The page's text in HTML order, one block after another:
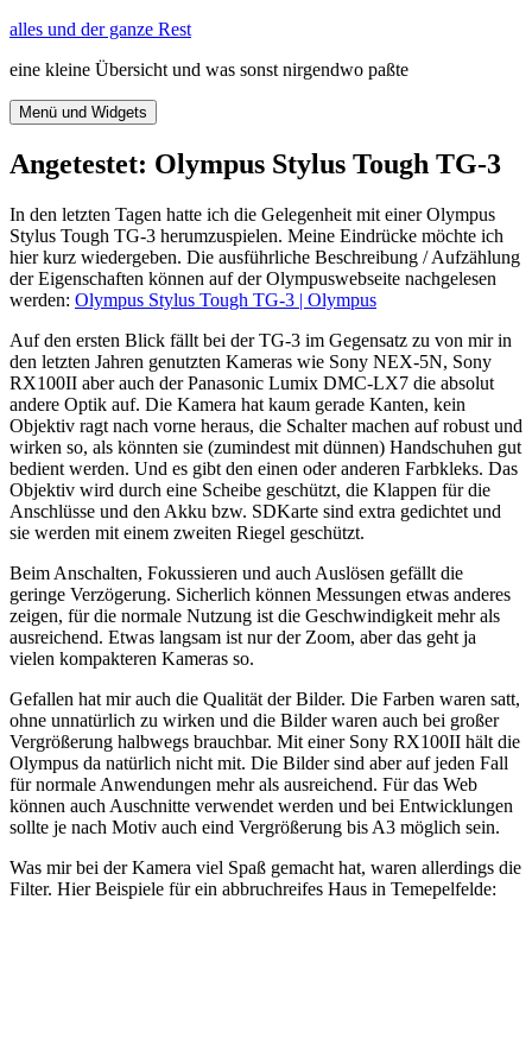
Zum
springen
alles und der ganze Rest
eine kleine Übersicht und was sonst nirgendwo paßte
Menü und Widgets
Angetestet: Olympus Stylus Tough TG-3
In den letzten Tagen hatte ich die Gelegenheit mit einer Olympus
Stylus Tough TG-3 herumzuspielen. Meine Eindrücke möchte ich
hier kurz wiedergeben. Die ausführliche Beschreibung / Aufzählung
der Eigenschaften können auf der Olympuswebseite nachgelesen
werden: Olympus Stylus Tough TG-3 | Olympus
Auf den ersten Blick fällt bei der TG-3 im Gegensatz zu von mir in
den letzten Jahren genutzten Kameras wie Sony NEX-5N, Sony
RX100II aber auch der Panasonic Lumix DMC-LX7 die absolut
andere Optik auf. Die Kamera hat kaum gerade Kanten, kein
Objektiv ragt nach vorne heraus, die Schalter machen auf robust und
wirken so, als könnten sie (zumindest mit dünnen) Handschuhen gut
bedient werden. Und es gibt den einen oder anderen Farbkleks. Das
Objektiv wird durch eine Scheibe geschützt, die Klappen für die
Anschlüsse und den Akku bzw. SDKarte sind extra gedichtet und
sie werden mit einem zweiten Riegel geschützt.
Beim Anschalten, Fokussieren und auch Auslösen gefällt die
geringe Verzögerung. Sicherlich können Messungen etwas anderes
zeigen, für die normale Nutzung ist die Geschwindigkeit mehr als
ausreichend. Etwas langsam ist nur der Zoom, aber das geht ja
vielen kompakteren Kameras so.
Gefallen hat mir auch die Qualität der Bilder. Die Farben waren satt,
ohne unnatürlich zu wirken und die Bilder waren auch bei großer
Vergrößerung halbwegs brauchbar. Mit einer Sony RX100II hält die
Olympus da natürlich nicht mit. Die Bilder sind aber auf jeden Fall
für normale Anwendungen mehr als ausreichend. Für das Web
können auch Auschnitte verwendet werden und bei Entwicklungen
sollte je nach Motiv auch eind Vergrößerung bis A3 möglich sein.
Was mir bei der Kamera viel Spaß gemacht hat, waren allerdings die
Filter. Hier Beispiele für ein abbruchreifes Haus in Temepelfelde: